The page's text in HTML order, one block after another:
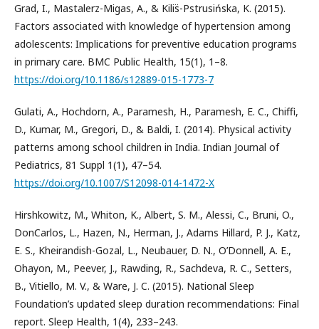
Grad, I., Mastalerz-Migas, A., & Kilis̈-Pstrusińska, K. (2015).
Factors associated with knowledge of hypertension among
adolescents: Implications for preventive education programs
in primary care. BMC Public Health, 15(1), 1–8.
https://doi.org/10.1186/s12889-015-1773-7
Gulati, A., Hochdorn, A., Paramesh, H., Paramesh, E. C., Chiffi,
D., Kumar, M., Gregori, D., & Baldi, I. (2014). Physical activity
patterns among school children in India. Indian Journal of
Pediatrics, 81 Suppl 1(1), 47–54.
https://doi.org/10.1007/S12098-014-1472-X
Hirshkowitz, M., Whiton, K., Albert, S. M., Alessi, C., Bruni, O.,
DonCarlos, L., Hazen, N., Herman, J., Adams Hillard, P. J., Katz,
E. S., Kheirandish-Gozal, L., Neubauer, D. N., O’Donnell, A. E.,
Ohayon, M., Peever, J., Rawding, R., Sachdeva, R. C., Setters,
B., Vitiello, M. V., & Ware, J. C. (2015). National Sleep
Foundation’s updated sleep duration recommendations: Final
report. Sleep Health, 1(4), 233–243.